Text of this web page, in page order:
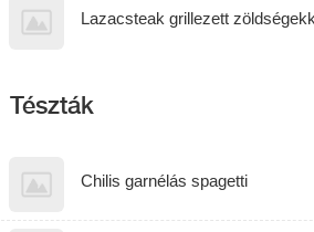
Lazacsteak grillezett
Tészták
Chilis garnélás spagetti